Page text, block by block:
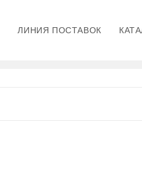
ЛИНИЯ ПОСТАВОК